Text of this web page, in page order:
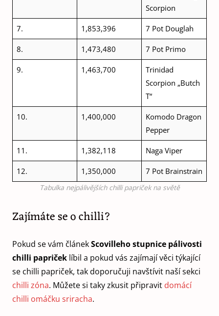
Scorpion
7. 1,853,396 7 Pot Douglah
8. 1,473,480 7 Pot Primo
9. 1,463,700
Trinidad
Scorpion „Butch
T“
10. 1,400,000
Komodo Dragon
Pepper
11. 1,382,118 Naga Viper
12. 1,350,000 7 Pot Brainstrain
Tabulka nejpálivějších chilli papriček na světě
Zajímáte se o chilli?
Pokud se vám článekScovilleho stupnice pálivosti
chilli papriček líbil a pokud vás zajímají věci týkající
se chilli papriček, tak doporučuji navštívit naší sekci
chilli zóna. Můžete si taky zkusit připravit domácí
chilli omáčku sriracha.